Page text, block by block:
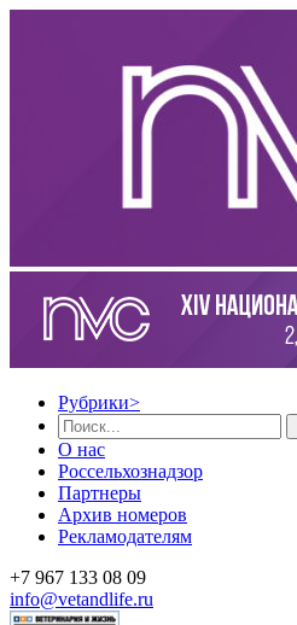
Рубрики>
О нас
Россельхознадзор
Партнеры
Архив номеров
Рекламодателям
+7 967 133 08 09
info@vetandlife.ru